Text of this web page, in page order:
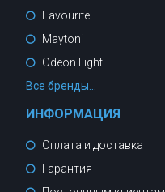
Favourite
Maytoni
Odeon Light
Все бренды...
ИНФОРМАЦИЯ
Оплата и доставка
Гарантия